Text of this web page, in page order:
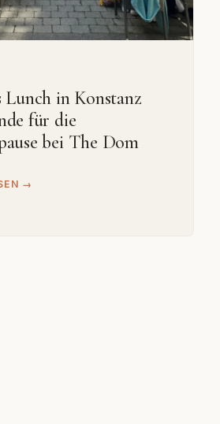
Lunch in Konstanz
für die
bei The Dom
→